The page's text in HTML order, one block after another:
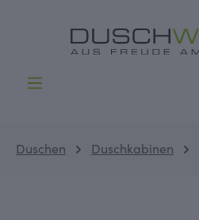
Duschen Duschkabinen